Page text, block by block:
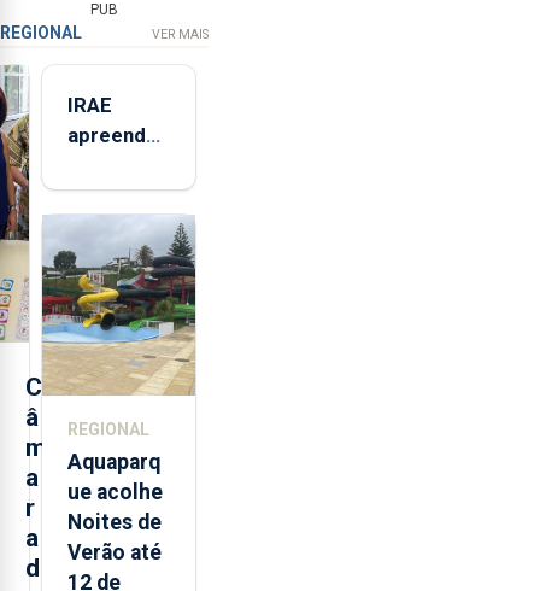
PUB
REGIONAL VER MAIS
C
â
m
a
r
a
d
IRAE
apreendeu
toneladas
de
alimentos
entre
2021 e
2025 nos
Açores
REGIONAL
Aquaparq
ue acolhe
Noites de
Verão até
12 de